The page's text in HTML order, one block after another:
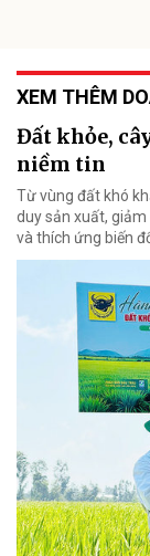
XEM THÊM
Đất khỏe,
niềm tin
Từ vùng đất khó
duy sản xuất,
và thích ứng biến